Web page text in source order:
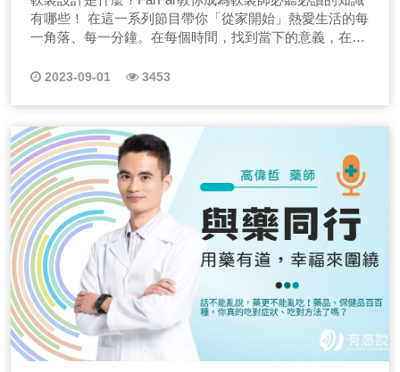
指甲外翻、生活卡關，聽聽物理治療師來解析！ 現在許
多人的生活中都需要長時間的久坐，例如辦公室工作人
致肌肉僵硬、脊椎不適，以及其他身體不適，生活卡關、
選收聽節目！ 三十一、EP31想瘦身、訓練身體協調、
不可錯過的圓網球！聽聽看，圓網球運動是什麼？ 圓網
球運動是一項充滿活力和樂趣的新興運動，跟網球大大不
同，好上手，規則簡單，圓網球運動還能訓練身體的協調
反應和靈活度、還能瘦身哦！本集邀請「台灣圓網協會 理
事長 彭建皓」和物理治療師「阿澤和老鄭」來替各位聽眾
們守關，快點選收聽節目！ 三十二、EP32關節卡卡怎
麼辦？保建品開發專家okgirl來闖關，告訴你什麼是UC-
II！ UC-II是近年來備受關注的保健品成分，特別是在關
節保健領域，到底UC-II是什麼、如何選擇適合的UC-II產
品以及UC-II的應用領域是什麼？本集邀請保建品開發專家
okgirl苑羽，馬上就讓物理治療師「阿澤和老鄭」來替各位
聽眾們守關，快點選收聽節目！ 三十三、EP33跑步出
現「跑者膝」該怎麼辦？ 物理治療師教你，馬上舒緩的特
科，透過我們復健科醫師及治療師的協助來為您量身訂做
適當的運動。 針對停經後婦女應該依照其體適能選擇適
合運動量，體能佳者可從事較大運動量，如有氧運動、體
內科疾病，應適量調整運動量。而對於老年人，因考量老
年人的心肺功能和肌力較衰退，平衡功能和協調度較差，
運動時不宜從事速度較快或碰撞運動，以防跌倒和骨折，
若合併其他疾病時更應謹慎。 女性業務，工作上壓力
大，每天早上必備一杯咖啡才能開始工作，而且常常要與
國內外客戶應酬，喝酒的機會很平常，美酒加咖啡已是我
生活中兩樣最常接觸的，開始時覺得稀鬆平常，後來公司
自費體檢報告，我的骨密度偏低，骨量缺少還有救嗎？會
不會變成骨質疏鬆？有什麼方式做補救及預防嗎？ →點
此收聽節目EP06← 女性骨質容易流失，快聽蔡醫師怎麼
看？ 女性停經以後因身體缺乏雌激素，骨質會快速流失，
而女性普遍比男性長壽，受到骨質疏鬆的影響就更為嚴
重，因此，骨質疏鬆已經成為停經婦女最重要的健康課
題。建議女性接近停經年紀最好定期做骨質密度篩檢，如
果發現骨量開始不足，強烈建議每2～3年要追蹤一次，顧
師的時候，另外我幫上了她什麼忙呢？歡迎點選上方連結
收聽本集節目，或許在節目中我也能帶給你一些不同的人
生啟發！ EP10Cherrie帶你進行希塔療癒的上七冥想
靜，感受大地、宇宙、造物主的能量，用最真實的感知力
也可以做寵物溝通嗎？ 寵物溝通是近年來愛寵的朋友們
非常熱烈的話題，那你知道希塔療癒也可以做寵物溝通
嗎？甚至，我們這次的個案是來做寵物靈魂溝通，那
Cherrie與希塔療癒是如何幫上個案的忙呢？請一定要收聽
本集節目唷！ EP12希塔療癒顯化豐盛幫你心想事成 不
知道大家有沒有認識一類的人，看似平凡無奇，但卻總是
能達成目標，做到自己想做的事情，做什麼都得心應手、
心想事成！你也想成為這樣子的人嗎？那你一定要點選標
題收聽本集節目，讓我用希塔療癒的顯化豐盛，教你如何
心想事成！ EP13總遇到劈腿？希塔療癒探究前世今生
劈腿、被劈腿總是在感情中談不盡的問題，這次的個案分
享比較特別，我們透過造物主的指引，從個案的歷史層中
去探究，為什麼他對於不忠誠的情緒波動如此的大！想瞭
五會在有感筆記更新留言板唷！ 五、Podcast還可以怎麼
幫助創業者賺錢？ 在第五集節目我們來聊聊Podcast還有
沒有更多變現的方式，除了做節目吸引聽眾流量，創造導
大，要有這四大觀念： (一)Podcast廣告置入與媒體傳遞
作，主要內容設計在於分享價值，如何幫助聽眾解決問
題，改善生活！ (二)Podcast導流和導購，中間還有什麼
流程 大家要分清楚不是有導流，就會創造銷售，消費者在
網路上購物的考慮流程會越來越複雜，Podcast頻道屬於
背景收聽，因此導流的機率是小的，但導購的機率是大
的！ (三)Podcast比起推銷，更重要的是交朋友 如何建立
與聽眾的信任關係，Podcast就像一對一聊天，真誠真心
地分享，解決客戶難題，促使聽眾跟你互動，讓你能幫助
他解決困難，這才是建立關係的關鍵所在，有了這層關
係，要成交並不難！ (四)Podcast只能線上2C嗎？不能2B
很多人會覺得錄節目就要有流量啊！沒流量代表沒效益，
但節目建立初期是很難獲得流量的，因此如何把知識內容
的使用更多元化很重要，例如實體店面播放、商品DM
有β胡蘿蔔素及葉黃素！ 2.眼睛保健｜花青素 天然的抗
氧化劑，提高視覺敏銳度，像是茄子、藍莓、葡萄，只要
是紅、紫、紫紅、藍色和黑色等莓果、蔬菜及水果，都含
哦！ 3.眼睛保健｜蝦紅素 強效抗氧化劑清除自由基，強
症，可從秋刀魚、鯖魚、堅果攝取。 維生素A、維生素
C、維生素E，魚肝、豬肝等肝臟類食物都含有維生素A，
可降低罹患夜盲症或乾眼症的風險，以保護眼睛健康。
攝取蝦類、藻類、鮭魚等含蝦紅素，也是屬於類胡蘿蔔
素，蝦紅素為地表上最強效的天然抗氧化作用，可清除眼
睛內的自由基過氧化物，也有利於放鬆眼睛睫狀肌、保護
眼睛視網膜微血管及增加視血循環流量。 另外，多攝取
綠色蔬菜及，能獲取充足的葉黃素、玉米黃素、花青素及
維生素E等保護眼睛營養素，或直接補充葉黃素等保護眼
睛須要的營養素，才能發揮眼睛保健功效。藍莓與黑豆等
蔬果含有花青素的保健功效，能減輕3C重度工作者的眼睛
疲勞、提高夜間視力。此外，含有維他命C，可增加眼睛
微血管韌性與修護眼睛細胞，更能降低白內障的風險，預
明該賣100-200萬區間，為什麼網路上只賣70萬？這很可
能就是常聽到的現場沒有車，再洗你去看別台車！另外，
方？請完整收聽節目唷！ 2.車子不在現場，引誘你看其他
意事項 其實從剛剛的案例來看，車商是否透明真的很重
要，那有些問題不是用眼睛看就能看出來的，接下來節目
的第二段落我就會來跟大家分享，現場賞車時要注意什麼
事情呢？ 1.不要熱車試車，起步加速有無嚴重頓挫感 2.
試車時不要開音樂，聽聽引擎有無異音 3.有沒有GOO檢
驗&維修報告 4.有沒有標明車況不符多久內原價購回
三、小心陷阱！二手車合約詐騙案例 曾經聽過的買A車
交B車？貸款糾紛？以我們曾經處理過的案例來說，有位
我們曾經協助處理糾紛的客戶以為自己實際買車的金額是
三十多萬，但最後貸款算下來居然高達五十多萬，其實車
商不只在車況上要透明，在協助消費者簽約也是要誠信！
切記！購買二手中古車前仔細閱讀二手車買賣契約內容
至關重要，千萬別被價格話術。 四、購買二手進口車推
有哪些！ ​​在這一系列節目帶你「從家開始」熱愛生活的每
一角落、每一分鐘。在每個時間，找到當下的意義，在每
轉型的室內設計師、未來的軟裝師、有商業空間設計需求
產業蓬勃發展，越來越多的消費者開始關注室內裝修和設
計，並且願意為其投資。但你對於軟裝設計這個產業和軟
裝師的職業瞭解多少？本集邀請到DO UP Décor Planner
的創辦人兼軟裝設計師-培培，以及《FARFAR
CAMPUS》創辦人JIMMY，一起來聊聊，關於軟裝的相
關知識！ (一)軟裝必學｜顏色搭配 色彩學絕對是軟裝設
計的重要一環。顏色可以給人帶來不同的情感體驗，因
此，在選擇顏色時需要考慮整個房間的風格和主題，以及
房間的功能和空間大小等因素。通常情況下，房間的牆壁
顏色應選擇比較中性的顏色，而軟裝飾品則可以選擇一些
鮮豔或明亮的顏色，以增添生氣和活力。 (二)軟裝必學
｜紋理觀感 也是軟裝設計的重要一環。不同的紋理可以給
人帶來不同的感受，例如棉質和羊毛的材質會讓人感到柔
2023-09-01 3453